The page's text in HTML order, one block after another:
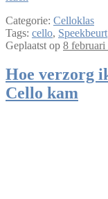
–
Cellobouw
Categorie: Celloklas
Tags: cello, Speekbeurt
Geplaatst op 8 februari
Hoe verzorg
Cello kam